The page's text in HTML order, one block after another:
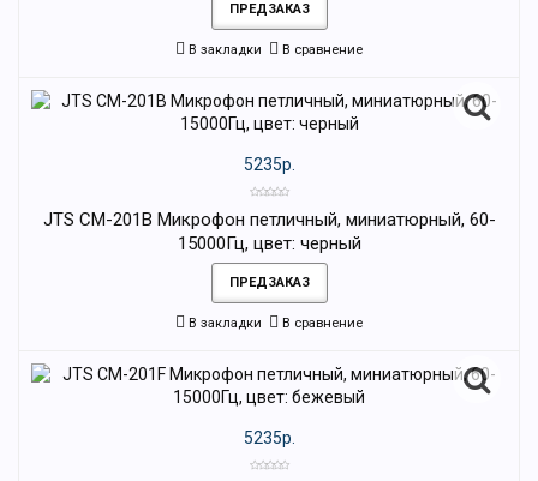
ПРЕДЗАКАЗ
В закладки В сравнение
5235р.
JTS CM-201B Микрофон петличный, миниатюрный, 60-
15000Гц, цвет: черный
ПРЕДЗАКАЗ
В закладки В сравнение
5235р.